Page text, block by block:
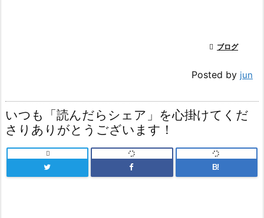
 ブログ
Posted by jun
いつも「読んだらシェア」を心掛けてくだ
さりありがとうございます！

B!